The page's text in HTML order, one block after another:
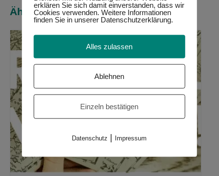
Ähnliche Veranstaltungen
erklären Sie sich damit einverstanden, dass wir
Cookies verwenden. Weitere Informationen
finden Sie in unserer Datenschutzerklärung.
Alles zulassen
Ablehnen
Einzeln bestätigen
Datenschutz | Impressum